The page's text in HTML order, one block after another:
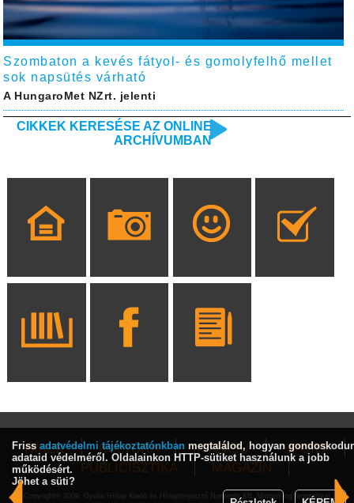
Szombaton a kevés fátyol- és gomolyfelhő mellet
sok napsütés várható
A HungaroMet NZrt. jelenti
CIKKEK KERESÉSE AZ ONLINE
ARCHÍVUMBAN
HÍREK KULTÚRA INTERJÚ
SPORT
PUBLICISZTIKA
MAGAZIN
Copyright© 2009, Gyulai Hírlap Kiadó és Hírlapterjesztő Nonprofit Kft. Minden jog fenntartva!
Friss adatvédelmi tájékoztatónkban megtalálod, hogyan
adataid védelméről. Oldalainkon HTTP-sütiket használunk a jobb
működésért.
Jöhet a süti?